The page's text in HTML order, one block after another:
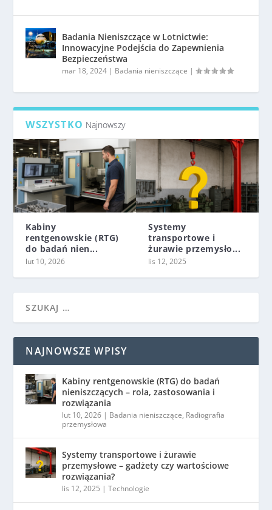
Badania Nieniszczące w Lotnictwie:
Innowacyjne Podejścia do Zapewnienia
Bezpieczeństwa
mar 18, 2024 | Badania nieniszczące |
WSZYSTKO Najnowszy
Kabiny
rentgenowskie (RTG)
do badań nien...
lut 10, 2026
Systemy
transportowe i
żurawie przemysło...
lis 12, 2025
NAJNOWSZE WPISY
Kabiny rentgenowskie (RTG) do badań
nieniszczących – rola, zastosowania i
rozwiązania
lut 10, 2026 | Badania nieniszczące, Radiografia
przemysłowa
Systemy transportowe i żurawie
przemysłowe – gadżety czy wartościowe
rozwiązania?
lis 12, 2025 |Technologie